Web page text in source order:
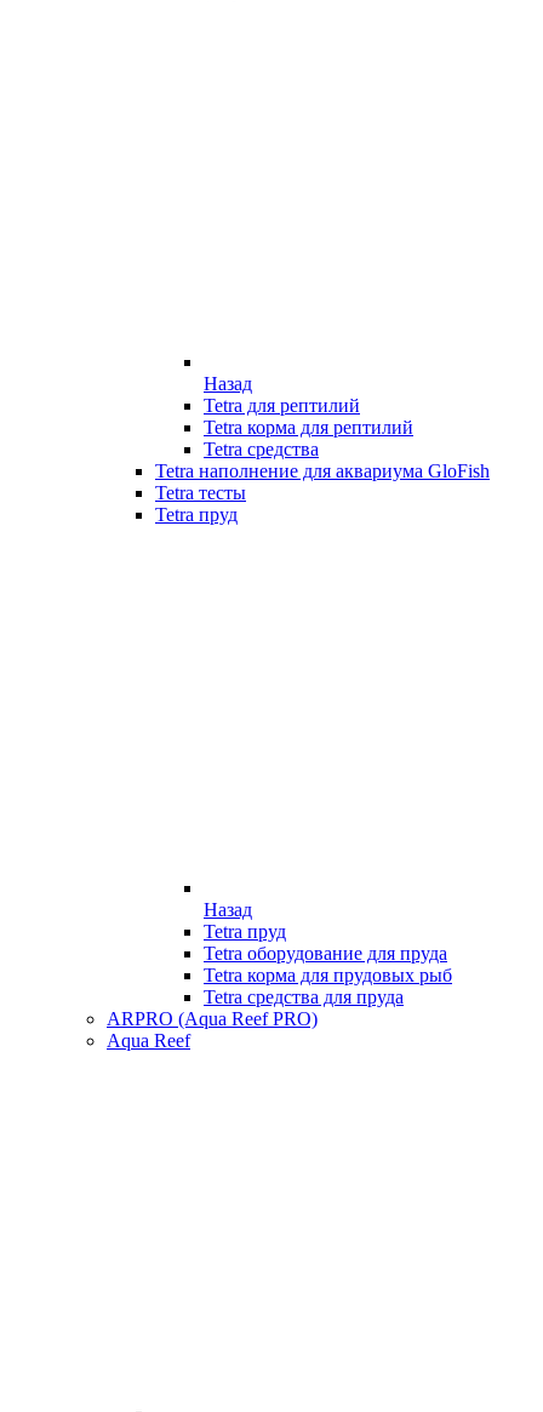
Назад
Tetra для рептилий
Tetra корма для рептилий
Tetra средства
Tetra наполнение для аквариума GloFish
Tetra тесты
Tetra пруд
Назад
Tetra пруд
Tetra оборудование для пруда
Tetra корма для прудовых рыб
Tetra средства для пруда
ARPRO (Aqua Reef PRO)
Aqua Reef